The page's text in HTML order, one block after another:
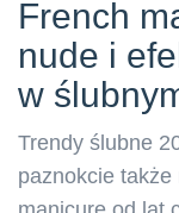
French
nude i
w
Trendy ślubne
paznokcie